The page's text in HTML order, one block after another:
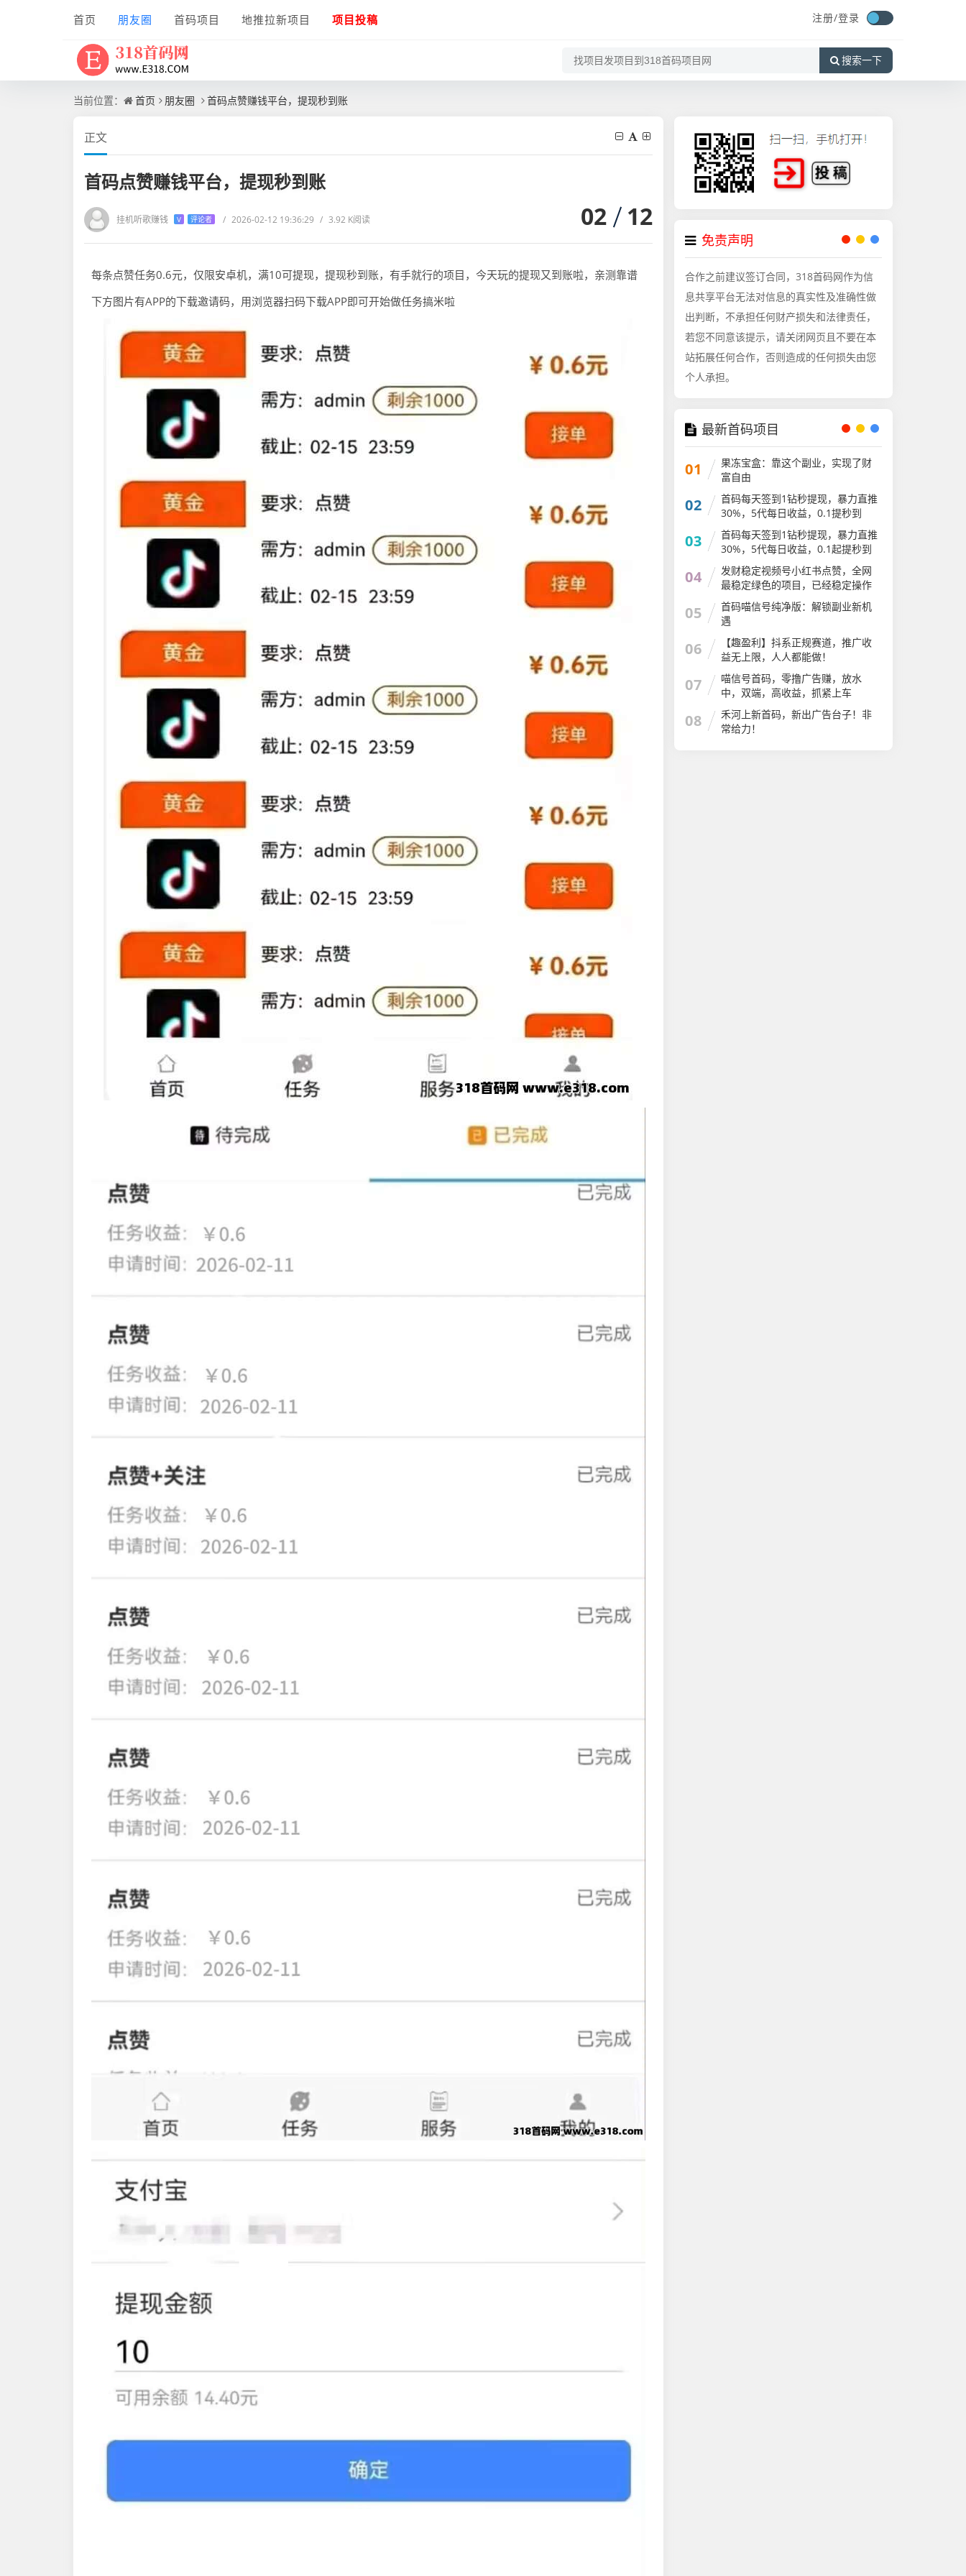
首页 朋友圈 首码项目 地推拉新项目 项目投稿 注册/登录
搜索一下
当前位置： 首页 朋友圈 首码点赞赚钱平台，提现秒到账
正文
首码点赞赚钱平台，提现秒到账
挂机听歌赚钱 V 评论者 / 2026-02-12 19:36:29 / 3.92 K阅读 02 12
每条点赞任务0.6元，仅限安卓机，满10可提现，提现秒到账，有手就行的项目，今天玩的提现又到账啦，亲测靠谱
下方图片有APP的下载邀请码，用浏览器扫码下载APP即可开始做任务搞米啦
免责声明
合作之前建议签订合同，318首码网作为信
息共享平台无法对信息的真实性及准确性做
出判断，不承担任何财产损失和法律责任，
若您不同意该提示，请关闭网页且不要在本
站拓展任何合作，否则造成的任何损失由您
个人承担。
最新首码项目
01
果冻宝盒：靠这个副业，实现了财
富自由
02
首码每天签到1钻秒提现，暴力直推
30%，5代每日收益，0.1提秒到
03
首码每天签到1钻秒提现，暴力直推
30%，5代每日收益，0.1起提秒到
04
发财稳定视频号小红书点赞，全网
最稳定绿色的项目，已经稳定操作
05
首码喵信号纯净版：解锁副业新机
遇
06
【趣盈利】抖系正规赛道，推广收
益无上限，人人都能做！
07
喵信号首码，零撸广告赚，放水
中，双端，高收益，抓紧上车
08
禾河上新首码，新出广告台子！非
常给力！